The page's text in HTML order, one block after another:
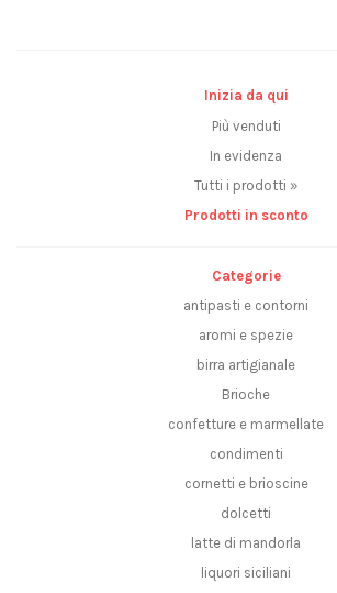
Inizia da qui
Più venduti
In evidenza
Tutti i prodotti »
Prodotti in sconto
Categorie
antipasti e contorni
aromi e spezie
birra artigianale
Brioche
confetture e marmellate
condimenti
cornetti e brioscine
dolcetti
latte di mandorla
liquori siciliani